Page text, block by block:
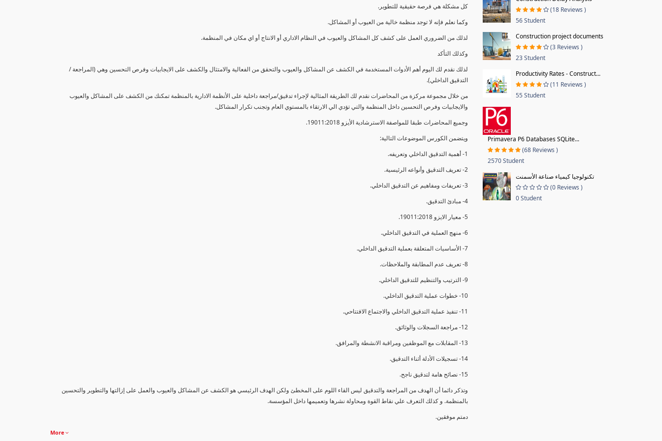
كل مشكلة هي فرصة حقيقية للتطوير.
وكما نعلم فإنه لا توجد منظمة خالية من العيوب أو المشاكل.
لذلك من الضروري العمل على كشف كل المشاكل والعيوب في النظام الاداري أو الانتاج أو اي مكان في المنظمة.
وكذلك التأكد
لذلك نقدم لك اليوم أهم الأدوات المستخدمة في الكشف عن المشاكل والعيوب والتحقق من الفعالية والامتثال والكشف على الايجابيات وفرص التحسين وهي (المراجعة /
التدقيق الداخلي).
من خلال مجموعة مركزة من المحاضرات نقدم لك الطريقة المثالية لإجراء تدقيق/مراجعة داخلية على الأنظمة الادارية بالمنظمة تمكنك من الكشف على المشاكل والعيوب
والايجابيات وفرص التحسين داخل المنظمة والتي تؤدي الي الارتقاء بالمستوي العام وتجنب تكرار المشاكل.
وجميع المحاضرات طبقا للمواصفة الاسترشادية الأيزو 19011:2018.
ويتضمن الكورس الموضوعات التالية:
1- أهمية التدقيق الداخلي وتعريفه.
2- تعريف التدقيق وأنواعه الرئيسية.
3- تعريفات ومفاهيم عن التدقيق الداخلي.
4- مبادئ التدقيق.
5- معيار الايزو 19011:2018.
6- منهج العملية في التدقيق الداخلي.
7- الأساسيات المتعلقة بعملية التدقيق الداخلي.
8- تعريف عدم المطابقة والملاحظات.
9- الترتيب والتنظيم للتدقيق الداخلي.
10- خطوات عملية التدقيق الداخلي.
11- تنفيذ عملية التدقيق الداخلي والاجتماع الافتتاحي.
12- مراجعة السجلات والوثائق.
13- المقابلات مع الموظفين ومراقبة الانشطة والمرافق.
14- تسجيلات الأدلة أثناء التدقيق.
15- نصائح هامة لتدقيق ناجح.
وتذكر دائما أن الهدف من المراجعة والتدقيق ليس القاء اللوم على المخطئ ولكن الهدف الرئيسي هو الكشف عن المشاكل والعيوب والعمل على إزالتها والتطوير والتحسين
بالمنظمة. و كذلك التعرف علي نقاط القوة ومحاولة نشرها وتعميمها داخل المؤسسة.
دمتم موفقين.
More
(18 Reviews )
56 Student
Construction project documents
(3 Reviews )
23 Student
Productivity Rates - Construct...
(11 Reviews )
55 Student
Primavera P6 Databases SQLite...
(68 Reviews )
2570 Student
تكنولوجيا كيمياء صناعة الأسمنت
(0 Reviews )
0 Student